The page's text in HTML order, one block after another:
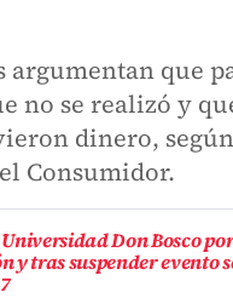
argumentan que
no se realizó y
dinero,
Consumidor.
Don Bosco
y tras suspender evento